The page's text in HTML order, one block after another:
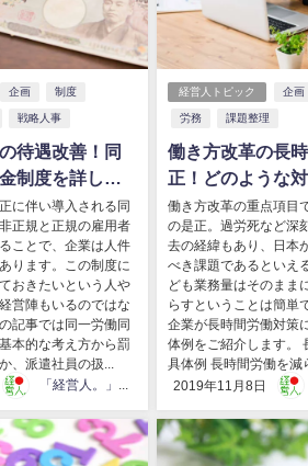
企画 制度
戦略人事
待遇改善！同
制度を詳しく
に伴い導入される同
正規と正規の雇用者
ことで、企業は人件
ります。この制度に
おきたいという人や
営陣もいるのではな
記事では同一労働同
本的な考え方から罰
、派遣社員の扱...
経営人トピック 企画
労務 課題整理
働き方改革の長
正！どのような対
よい？
働き方改革の重点項目
の是正。過労死など深
去の経緯もあり、日本
べき課題であるといえ
ども業務量はそのまま
らすということは簡単
企業が長時間労働対策
体例をご紹介します。
具体例 長時間労働を減
2019年11月8日